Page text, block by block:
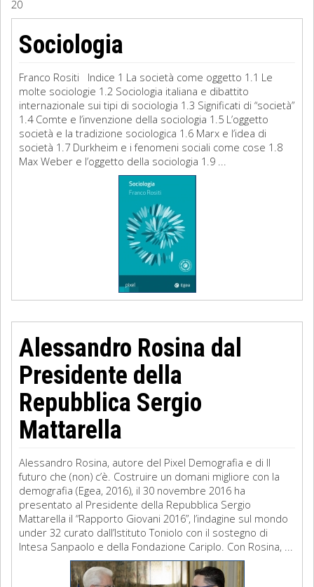
Filosofia
Storia
Matematica
Diritto
20
Sociologia
Franco Rositi Indice 1 La società come oggetto 1.1 Le
molte sociologie 1.2 Sociologia italiana e dibattito
internazionale sui tipi di sociologia 1.3 Significati di “società”
1.4 Comte e l’invenzione della sociologia 1.5 L’oggetto
società e la tradizione sociologica 1.6 Marx e l’idea di
società 1.7 Durkheim e i fenomeni sociali come cose 1.8
Max Weber e l’oggetto della sociologia 1.9 ...
Alessandro Rosina dal
Presidente della
Repubblica Sergio
Mattarella
Alessandro Rosina, autore del Pixel Demografia e di Il
futuro che (non) c’è. Costruire un domani migliore con la
demografia (Egea, 2016), il 30 novembre 2016 ha
presentato al Presidente della Repubblica Sergio
Mattarella il “Rapporto Giovani 2016”, l’indagine sul mondo
under 32 curato dall’Istituto Toniolo con il sostegno di
Intesa Sanpaolo e della Fondazione Cariplo. Con Rosina, ...